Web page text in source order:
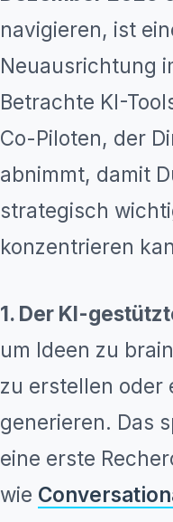
navigieren, ist
Neuausrichtung
Betrachte KI-
Co-Piloten, der
abnimmt, damit
strategisch
konzentrieren
1. Der KI-
um Ideen zu
zu erstellen oder
generieren. Das
eine erste
wie